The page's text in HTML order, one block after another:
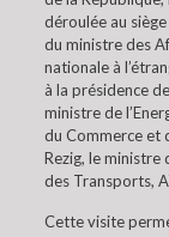
déroulée au
du ministre des
nationale à
à la présidence
ministre de
du Commerce et
Rezig, le ministre
des Transports,
Cette visite